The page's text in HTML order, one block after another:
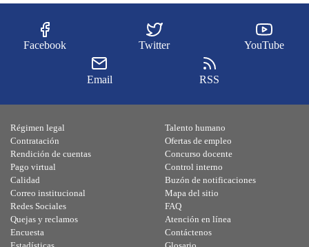
Facebook Twitter YouTube
Email RSS
Régimen legal
Contratación
Rendición de cuentas
Pago virtual
Calidad
Talento humano
Ofertas de empleo
Concurso docente
Control interno
Buzón de notificaciones
Correo institucional
Redes Sociales
Quejas y reclamos
Encuesta
Mapa del sitio
FAQ
Atención en línea
Contáctenos